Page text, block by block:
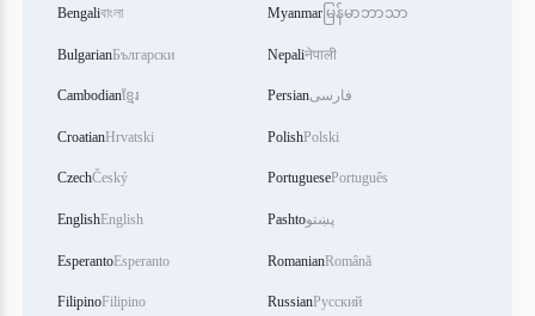
Bengaliবাংলা
BulgarianБългарски
Cambodianខ្មែរ
CroatianHrvatski
CzechČeský
EnglishEnglish
EsperantoEsperanto
FilipinoFilipino
Myanmar မြန်မာဘာသာ
Nepaliनेपाली
Persianفارسی
PolishPolski
PortuguesePortuguês
Pashtoپښتو
RomanianRomână
RussianРусский